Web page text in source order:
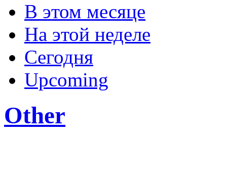
В этом месяце
На этой неделе
Сегодня
Upcoming
Other